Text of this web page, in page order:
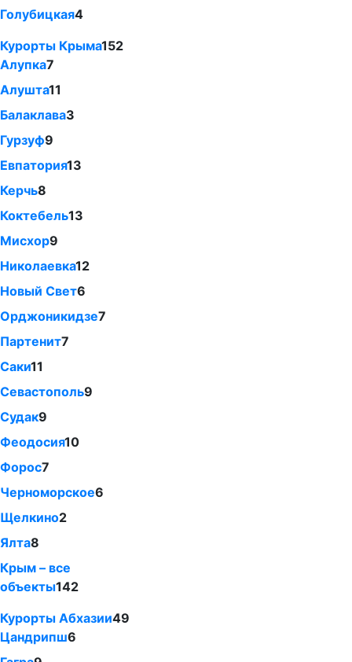
Голубицкая4
Курорты Крыма152
Алупка7
Алушта11
Балаклава3
Гурзуф9
Евпатория13
Керчь8
Коктебель13
Мисхор9
Николаевка12
Новый Свет6
Орджоникидзе7
Партенит7
Саки11
Севастополь9
Судак9
Феодосия10
Форос7
Черноморское6
Щелкино2
Ялта8
Крым – все
объекты142
Курорты Абхазии49
Цандрипш6